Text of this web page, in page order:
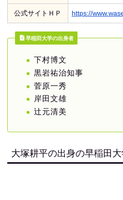
公式サイトＨＰ https://
早稲田大学の出身者
下村博文
黒岩祐治知事
菅原一秀
岸田文雄
辻元清美
大塚耕平の出身の早稲田